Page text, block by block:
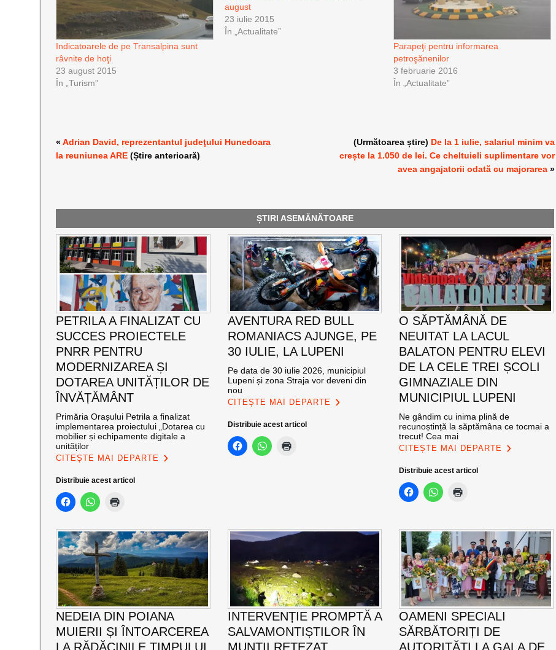
Indicatoarele de pe Transalpina sunt
râvnite de hoţi
23 august 2015
În „Turism”
august
23 iulie 2015
În „Actualitate”
Parapeţi pentru informarea
petroşănenilor
3 februarie 2016
În „Actualitate”
«Adrian David, reprezentantul judeţului Hunedoara
la reuniunea ARE (Știre anterioară)
(Următoarea știre) De la 1 iulie, salariul minim va
crește la 1.050 de lei. Ce cheltuieli suplimentare vor
avea angajatorii odată cu majorarea »
ȘTIRI ASEMĂNĂTOARE
PETRILA A FINALIZAT CU
SUCCES PROIECTELE
PNRR PENTRU
MODERNIZAREA ȘI
DOTAREA UNITĂȚILOR DE
ÎNVĂȚĂMÂNT
Primăria Orașului Petrila a finalizat
implementarea proiectului „Dotarea cu
mobilier și echipamente digitale a
unităților
CITEȘTE MAI DEPARTE
Distribuie acest articol
AVENTURA RED BULL
ROMANIACS AJUNGE, PE
30 IULIE, LA LUPENI
Pe data de 30 iulie 2026, municipiul
Lupeni și zona Straja vor deveni din
nou
CITEȘTE MAI DEPARTE
Distribuie acest articol
O SĂPTĂMÂNĂ DE
NEUITAT LA LACUL
BALATON PENTRU ELEVI
DE LA CELE TREI ȘCOLI
GIMNAZIALE DIN
MUNICIPIUL LUPENI
Ne gândim cu inima plină de
recunoștință la săptămâna ce tocmai a
trecut! Cea mai
CITEȘTE MAI DEPARTE
Distribuie acest articol
NEDEIA DIN POIANA
MUIERII ȘI ÎNTOARCEREA
LA RĂDĂCINILE TIMPULUI
INTERVENȚIE PROMPTĂ A
SALVAMONTIȘTILOR ÎN
MUNȚII RETEZAT
OAMENI SPECIALI
SĂRBĂTORIȚI DE
AUTORITĂȚI LA GALA DE